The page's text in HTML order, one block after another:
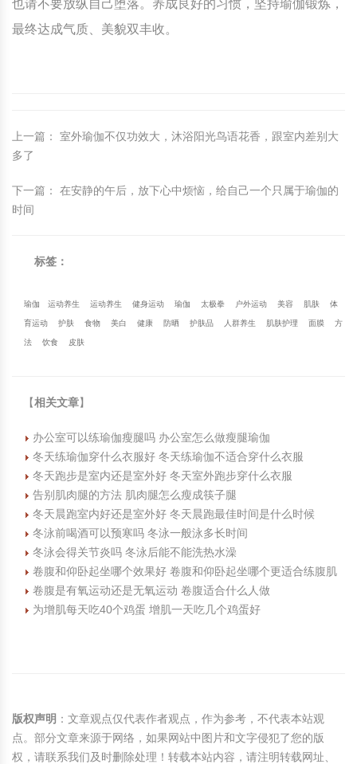
也请不要放纵自己堕落。养成良好的习惯，坚持瑜伽锻炼，
最终达成气质、美貌双丰收。
上一篇 ： 室外瑜伽不仅功效大，沐浴阳光鸟语花香，跟室内差别大
多了
下一篇 ： 在安静的午后，放下心中烦恼，给自己一个只属于瑜伽的
时间
标签：
瑜伽 运动养生 运动养生 健身运动 瑜伽 太极拳 户外运动 美容 肌肤 体
育运动 护肤 食物 美白 健康 防晒 护肤品 人群养生 肌肤护理 面膜 方
法 饮食 皮肤
【相关文章】
办公室可以练瑜伽瘦腿吗 办公室怎么做瘦腿瑜伽
冬天练瑜伽穿什么衣服好 冬天练瑜伽不适合穿什么衣服
冬天跑步是室内还是室外好 冬天室外跑步穿什么衣服
告别肌肉腿的方法 肌肉腿怎么瘦成筷子腿
冬天晨跑室内好还是室外好 冬天晨跑最佳时间是什么时候
冬泳前喝酒可以预寒吗 冬泳一般泳多长时间
冬泳会得关节炎吗 冬泳后能不能洗热水澡
卷腹和仰卧起坐哪个效果好 卷腹和仰卧起坐哪个更适合练腹肌
卷腹是有氧运动还是无氧运动 卷腹适合什么人做
为增肌每天吃40个鸡蛋 增肌一天吃几个鸡蛋好
版权声明 ：文章观点仅代表作者观点，作为参考，不代表本站观
点。部分文章来源于网络，如果网站中图片和文字侵犯了您的版
权，请联系我们及时删除处理！转载本站内容，请注明转载网址、